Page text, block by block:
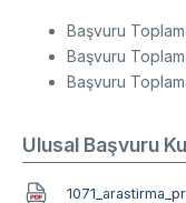
Başvuru
Başvuru
Başvuru
Ulusal Başvuru
Document